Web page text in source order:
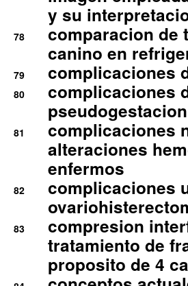
y su
78
comparacion de
canino en
79 complicaciones
80
complicaciones
81
complicaciones
alteraciones
enfermos
82
complicaciones
83
compresion
tratamiento de
proposito de 4